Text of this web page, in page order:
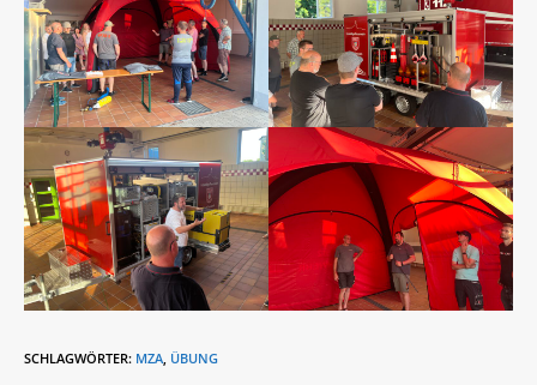
SCHLAGWÖRTER: MZA ÜBUNG